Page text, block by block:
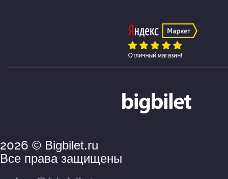
2026 © Bigbilet.ru
Все права защищены